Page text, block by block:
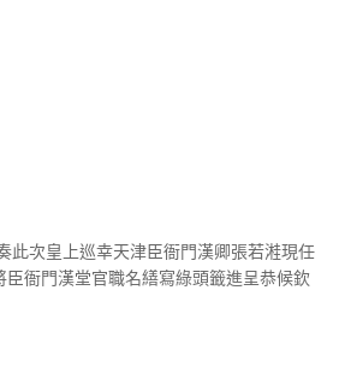
此次皇上巡幸天津臣衙門漢卿張若溎現任
衙門漢堂官職名繕寫綠頭籤進呈恭候欽